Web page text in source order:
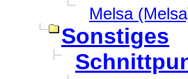
Melsa
Sonstiges